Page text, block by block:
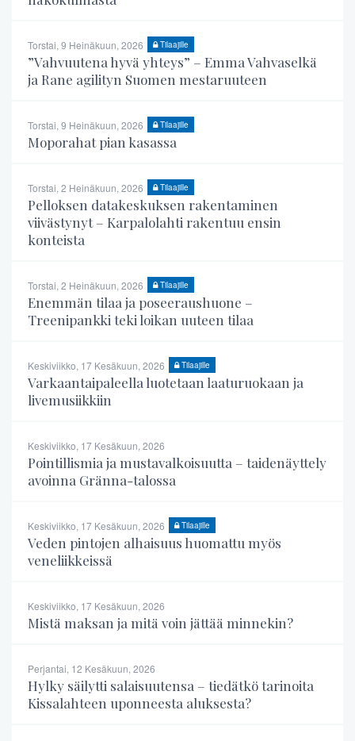
Torstai, 9 Heinäkuun, 2026 Tilaajille
”Vahvuutena hyvä yhteys” – Emma Vahvaselkä
ja Rane agilityn Suomen mestaruuteen
Torstai, 9 Heinäkuun, 2026 Tilaajille
Moporahat pian kasassa
Torstai, 2 Heinäkuun, 2026 Tilaajille
Pelloksen datakeskuksen rakentaminen
viivästynyt – Karpalolahti rakentuu ensin
konteista
Torstai, 2 Heinäkuun, 2026 Tilaajille
Enemmän tilaa ja poseeraushuone –
Treenipankki teki loikan uuteen tilaa
Keskiviikko, 17 Kesäkuun, 2026 Tilaajille
Varkaantaipaleella luotetaan laaturuokaan ja
livemusiikkiin
Keskiviikko, 17 Kesäkuun, 2026
Pointillismia ja mustavalkoisuutta – taidenäyttely
avoinna Gränna-talossa
Keskiviikko, 17 Kesäkuun, 2026 Tilaajille
Veden pintojen alhaisuus huomattu myös
veneliikkeissä
Keskiviikko, 17 Kesäkuun, 2026
Mistä maksan ja mitä voin jättää minnekin?
Perjantai, 12 Kesäkuun, 2026
Hylky säilytti salaisuutensa – tiedätkö tarinoita
Kissalahteen uponneesta aluksesta?